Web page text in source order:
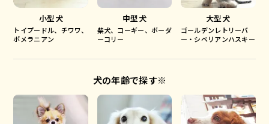
小型犬
トイプードル、チワワ、
ポメラニアン
中型犬
柴犬、コーギー、ボーダ
ーコリー
大型犬
ゴールデンレトリーバ
ー・シベリアンハスキー
犬の年齢で探す※